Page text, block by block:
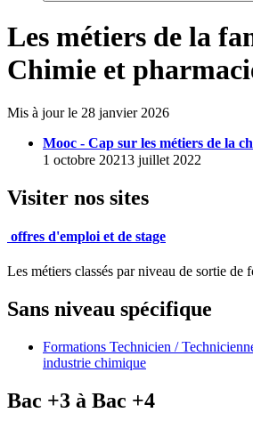
Les métiers de la
Chimie et
Mis à jour le 28 janvier 2026
Mooc - Cap sur les métiers de la
1 octobre 20213 juillet 2022
Visiter nos sites
offres d'emploi et de stage
Les métiers classés par niveau de sortie de
Sans niveau spécifique
Formations Technicien /
industrie chimique
Bac +3 à Bac +4